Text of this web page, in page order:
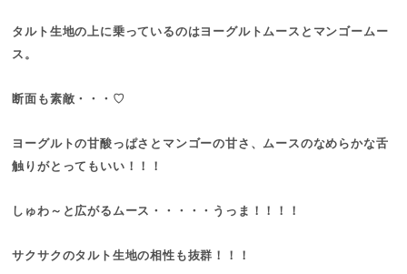
タルト生地の上に乗っているのはヨーグルトムースとマンゴームー
ス。
断面も素敵・・・♡
ヨーグルトの甘酸っぱさとマンゴーの甘さ、ムースのなめらかな舌
触りがとってもいい！！！
しゅわ～と広がるムース・・・・・うっま！！！！
サクサクのタルト生地の相性も抜群！！！